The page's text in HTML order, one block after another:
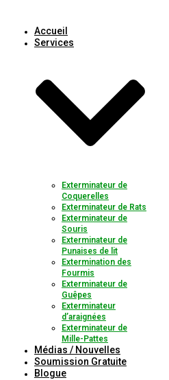
Accueil
Services
Exterminateur de
Coquerelles
Exterminateur de Rats
Exterminateur de
Souris
Exterminateur de
Punaises de lit
Extermination des
Fourmis
Exterminateur de
Guêpes
Exterminateur
d’araignées
Exterminateur de
Mille-Pattes
Médias / Nouvelles
Soumission Gratuite
Blogue